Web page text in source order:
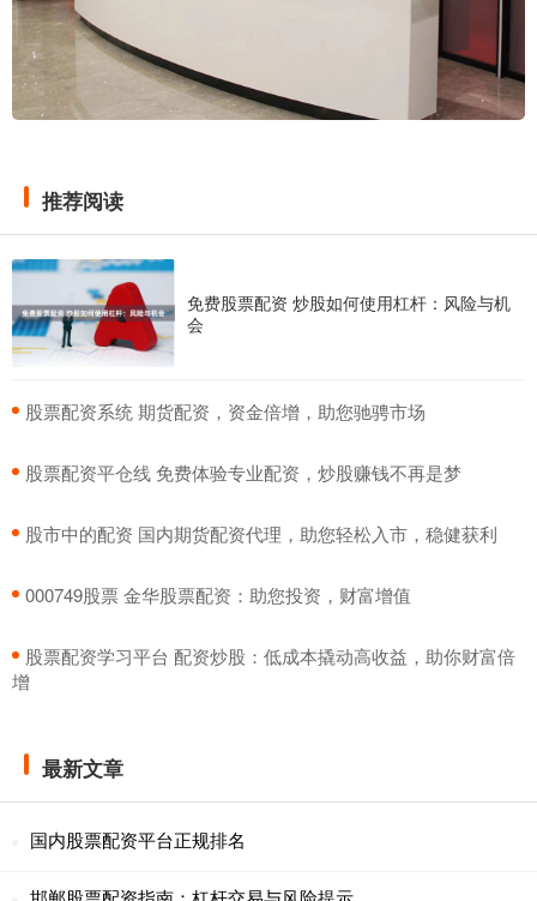
推荐阅读
免费股票配资 炒股如何使用杠杆：风险与机
会
​股票配资系统 期货配资，资金倍增，助您驰骋市场
​股票配资平仓线 免费体验专业配资，炒股赚钱不再是梦
​股市中的配资 国内期货配资代理，助您轻松入市，稳健获利
​000749股票 金华股票配资：助您投资，财富增值
​股票配资学习平台 配资炒股：低成本撬动高收益，助你财富倍
增
最新文章
国内股票配资平台正规排名